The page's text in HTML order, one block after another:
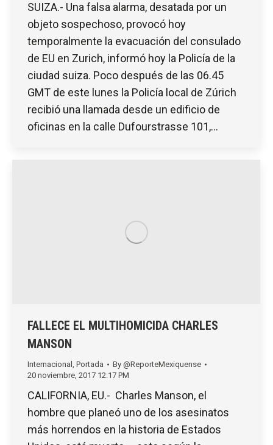
SUIZA.- Una falsa alarma, desatada por un
objeto sospechoso, provocó hoy
temporalmente la evacuación del consulado
de EU en Zurich, informó hoy la Policía de la
ciudad suiza. Poco después de las 06.45
GMT de este lunes la Policía local de Zúrich
recibió una llamada desde un edificio de
oficinas en la calle Dufourstrasse 101,…
FALLECE EL MULTIHOMICIDA CHARLES
MANSON
Internacional , Portada By @ReporteMexiquense
20 noviembre, 2017 12:17 PM
CALIFORNIA, EU.- Charles Manson, el
hombre que planeó uno de los asesinatos
más horrendos en la historia de Estados